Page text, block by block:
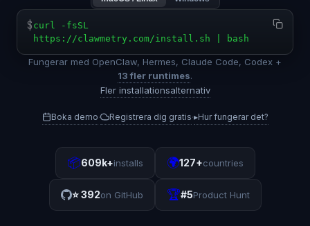
$ curl -fsSL
https://clawmetry.com/install.sh | bash
Fungerar med OpenClaw, Hermes, Claude Code, Codex +
13 fler runtimes.
Fler installationsalternativ
Boka demo· Registrera dig gratis·▸Hur fungerar det?
📦609k+installs 🌍127+countries
⭐392on GitHub 🏆#5Product Hunt